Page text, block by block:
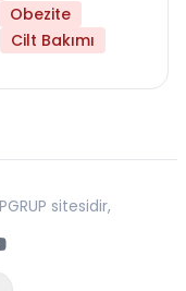
Obezite
Cilt Bakımı
sitesidir,